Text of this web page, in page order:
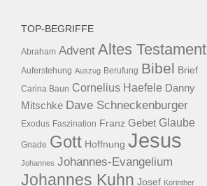
TOP-BEGRIFFE
Abraham Advent Altes Testament
Auferstehung Auszug Berufung Bibel Brief
Carina Baun Cornelius Haefele Danny
Mitschke Dave Schneckenburger
Exodus Faszination Franz Gebet Glaube
Gnade Gott Hoffnung Jesus
Johannes Johannes-Evangelium
Johannes Kuhn Josef Korinther